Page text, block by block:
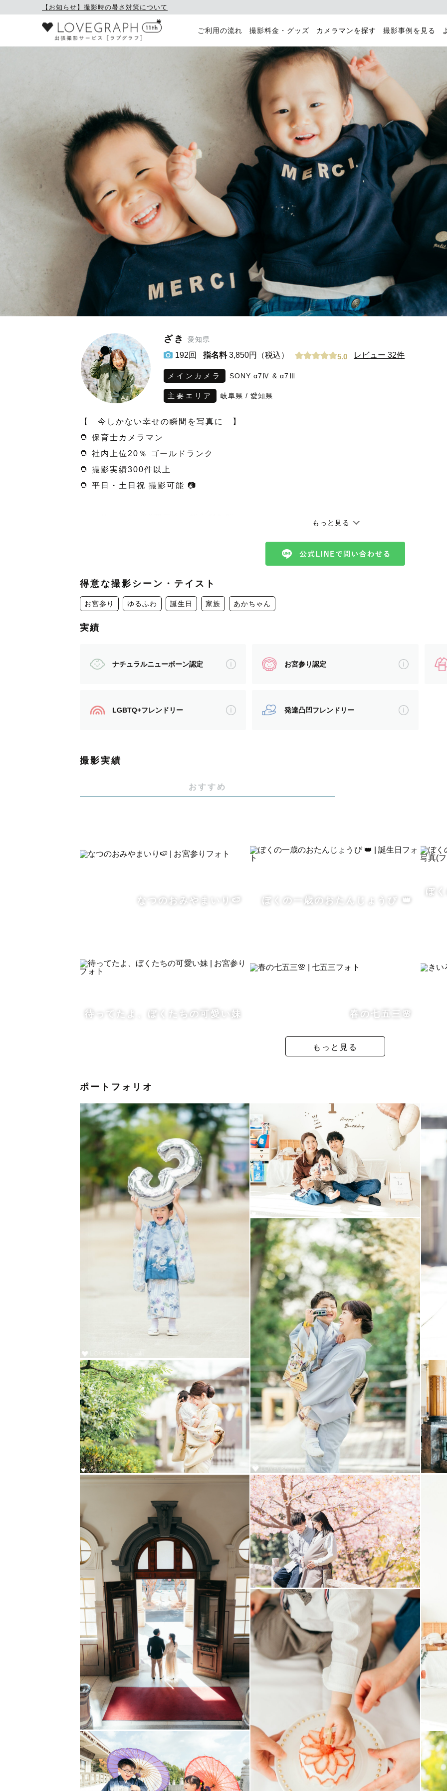
【お知らせ】撮影時の暑さ対策について
ご利用の流れ 撮影料金・グッズ カメラマンを探す 撮影事例を見る
ざき 愛知県
192回 指名料3,850円（税込） 5.0 レビュー 32件
メインカメラ SONY α7Ⅳ & α7Ⅲ
主要エリア 岐阜県 / 愛知県
【　今しかない幸せの瞬間を写真に　】
🌻 保育士カメラマン
🌻 社内上位20％ ゴールドランク
🌻 撮影実績300件以上
🌻 平日・土日祝 撮影可能 📷
東海Lovegrapherの ざき です。
お気軽に「ざきちゃん」「ざきさん」と呼んでください🕊️
📷 　写真に込めている想い
起きた瞬間の気持ちは覚えていても、
「あ、このときこんな気持ちだったな」って
未来の自分や大切な人へのお手紙みたいなもの。
家族になった日も、
「忘れたくないな」と思う気持ちを、
そんな写真を、そっと残すお手伝いができたら嬉しいです。
👶 　ファミリー・お子さま撮影について
元公立保育士として多くの子どもたちと関わる中で、
成長が本当に一瞬だということを何度も感じてきました。
走り回って言うことを聞いてくれない姿も、
泣いてしまった時間も、
全部がその子の「今」であり、大切な成長の過程。
無理に完璧な写真を撮るよりも、
その日の空気や感情ごと残すことを大切にしています。
人見知り・イヤイヤ期・元気いっぱいなお子さまも大歓迎✌️
遊びながら、会話しながら、
お子さまのペースに合わせて撮影を進めます。
そんな不安は、当日ぜんぶ置いてきてください◎
💍 　ウェディング・前撮りについて
ウェディング撮影では、
かしこまりすぎず、自然体でいられる時間を大切にしています。
「ポーズが分からない」
「カメラの前だと緊張してしまう」
そんな方もご安心ください。
会話をしながら、動きながら、
ふたりらしい空気感を引き出していきます。
照れた笑顔も、ふとした真剣な表情も、
その日その瞬間だからこそ残せる大切な一枚。
“いつものふたり”が、
少し特別に見える写真をお届けします。
🌱 　その先の時間も一緒に
もっと見る
得意な撮影シーン・テイスト
お宮参り ゆるふわ 誕生日 家族 あかちゃん
実績
ナチュラルニューボーン認定 お宮参り認定
LGBTQ+フレンドリー 発達凸凹フレンドリー
撮影実績
おすすめ
なつのおみやまいり🍉 ぼくの一歳のおたんじょうび 👑
ぼ
待ってたよ、ぼくたちの可愛い妹 春の七五三🌸
もっと見る
ポートフォリオ